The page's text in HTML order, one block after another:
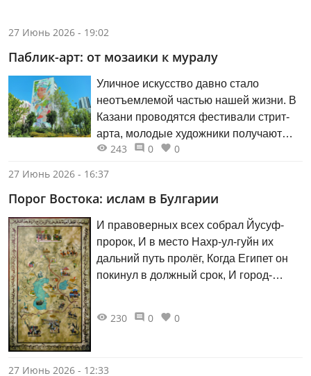
27 Июнь 2026 - 19:02
Паблик-арт: от мозаики к муралу
Уличное искусство давно стало
неотъемлемой частью нашей жизни. В
Казани проводятся фестивали стрит-
арта, молодые художники получают
заказы на создание авторских работ,
существует целая галерея под
открытым небом. Казанцы и туристы с
удовольствием фотографируются
возле новых муралов и граффити.
243 0
0
27 Июнь 2026 - 16:37
Порог Востока: ислам в Булгарии
И правоверных всех собрал Йусуф-
пророк, И в место Нахр-ул-гуйн их
дальний путь пролёг, Когда Египет он
покинул в должный срок, И город-
Йусуфе»). 1233
230 0 0
27 Июнь 2026 - 12:33